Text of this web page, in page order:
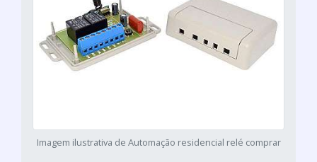
Imagem ilustrativa de Automação residencial relé comprar